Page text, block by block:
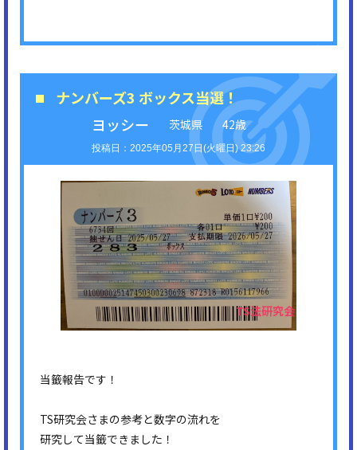
ナンバーズ3 ボックス当選！
ヨッシー
茨城県 42歳
2025年05月27日(火曜日) 23:26
当籤報告です！
TS研究会さまの参考と数字の流れを
研究して当籤できました！